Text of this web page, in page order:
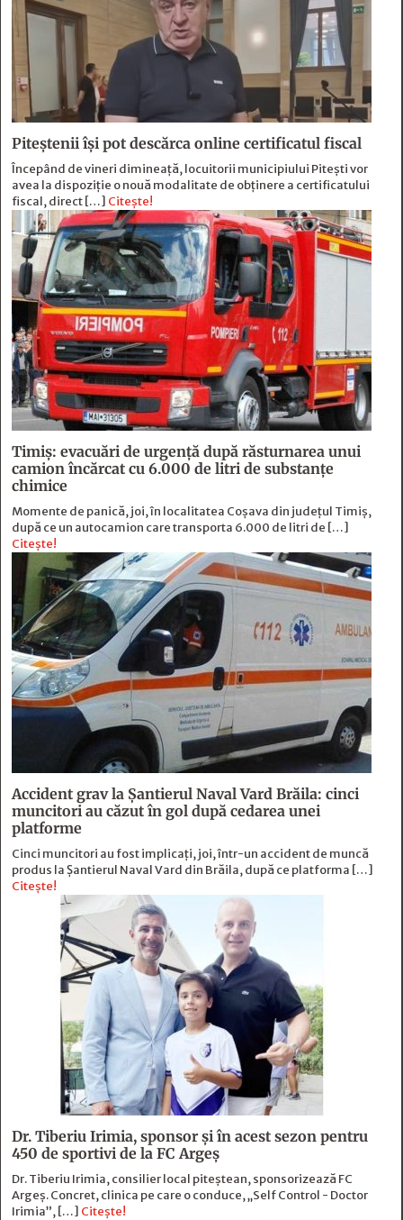
Piteștenii își pot descărca online certificatul fiscal
Începând de vineri dimineață, locuitorii municipiului Pitești vor
avea la dispoziție o nouă modalitate de obținere a certificatului
fiscal, direct […] Citește!
Timiș: evacuări de urgență după răsturnarea unui
camion încărcat cu 6.000 de litri de substanțe
chimice
Momente de panică, joi, în localitatea Coșava din județul Timiș,
după ce un autocamion care transporta 6.000 de litri de […]
Citește!
Accident grav la Șantierul Naval Vard Brăila: cinci
muncitori au căzut în gol după cedarea unei
platforme
Cinci muncitori au fost implicați, joi, într-un accident de muncă
produs la Șantierul Naval Vard din Brăila, după ce platforma […]
Citește!
Dr. Tiberiu Irimia, sponsor şi în acest sezon pentru
450 de sportivi de la FC Argeş
Dr. Tiberiu Irimia, consilier local piteștean, sponsorizează FC
Argeș. Concret, clinica pe care o conduce, „Self Control - Doctor
Irimia”, […] Citește!